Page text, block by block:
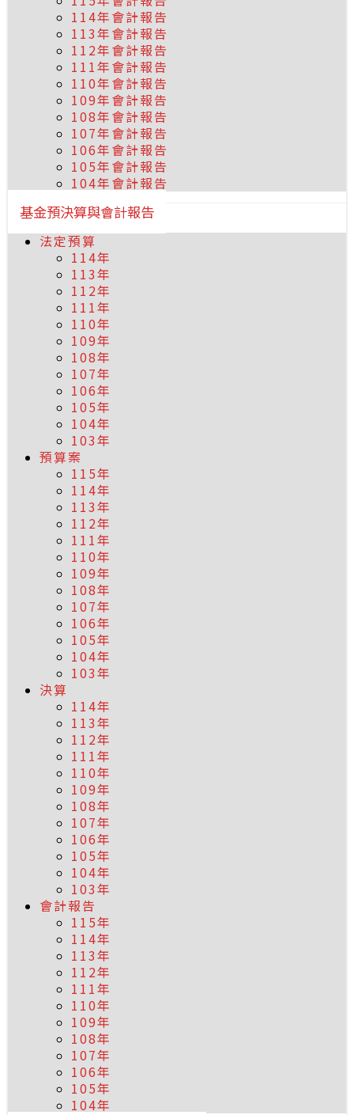
114年會計報告
113年會計報告
112年會計報告
111年會計報告
110年會計報告
109年會計報告
108年會計報告
107年會計報告
106年會計報告
105年會計報告
104年會計報告
基金預決算與會計報告
法定預算
114年
113年
112年
111年
110年
109年
108年
107年
106年
105年
104年
103年
預算案
115年
114年
113年
112年
111年
110年
109年
108年
107年
106年
105年
104年
103年
決算
114年
113年
112年
111年
110年
109年
108年
107年
106年
105年
104年
103年
會計報告
115年
114年
113年
112年
111年
110年
109年
108年
107年
106年
105年
104年